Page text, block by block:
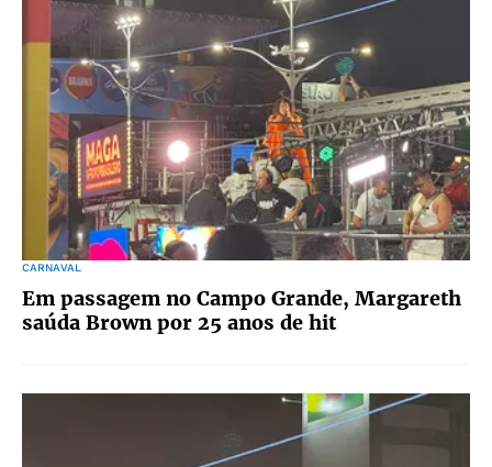
CARNAVAL
Em passagem no Campo Grande, Margareth
saúda Brown por 25 anos de hit